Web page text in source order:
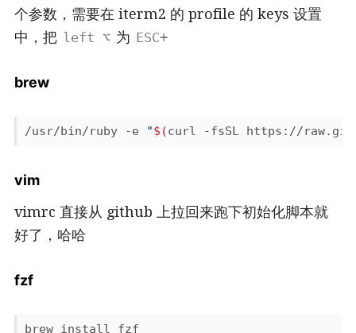
个参数，需要在 iterm2 的 profile 的 keys 设置
中，把 left ⌥ 为 ESC+
brew
/usr/bin/ruby -e "$(curl -fsSL https://
vim
vimrc 直接从 github 上拉回来跑下初始化脚本就
好了，哈哈
fzf